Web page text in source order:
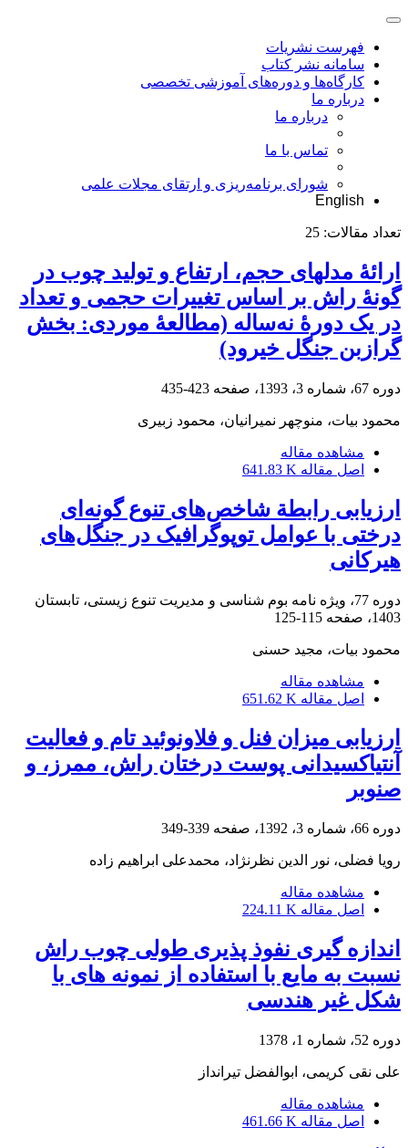
فهرست نشریات
سامانه نشر کتاب
کارگاه‌ها و دوره‌های آموزشی تخصصی
درباره ما
درباره ما
تماس با ما
شورای برنامه‌ریزی و ارتقای مجلات علمی
English
تعداد مقالات: 25
ارائۀ مدل‏های حجم، ارتفاع و تولید چوب در
گونۀ راش بر اساس تغییرات حجمی و تعداد
در یک دورۀ نه‌ساله (مطالعۀ موردی: بخش
گرازبن جنگل خیرود)
دوره 67، شماره 3، 1393، صفحه 423-435
محمود بیات، منوچهر نمیرانیان، محمود زبیری
مشاهده مقاله
اصل مقاله 641.83 K
ارزیابی رابطة شاخص‌های تنوع گونه‌ای
درختی با عوامل توپوگرافیک در جنگل‌های
هیرکانی
دوره 77، ویژه نامه بوم شناسی و مدیریت تنوع زیستی، تابستان
1403، صفحه
115-125
محمود بیات، مجید حسنی
مشاهده مقاله
اصل مقاله 651.62 K
ارزیابی میزان فنل و فلاونوئید تام و فعالیت
آنتی‏اکسیدانی پوست درختان راش، ممرز، و
صنوبر
دوره 66، شماره 3، 1392، صفحه 339-349
رویا فضلی، نور الدین نظرنژاد، محمدعلی ابراهیم زاده
مشاهده مقاله
اصل مقاله 224.11 K
اندازه گیری نفوذ پذیری طولی چوب راش
نسبت به مایع با استفاده از نمونه های با
شکل غیر هندسی
دوره 52، شماره 1، 1378
علی نقی کریمی، ابوالفضل تیرانداز
مشاهده مقاله
اصل مقاله 461.66 K